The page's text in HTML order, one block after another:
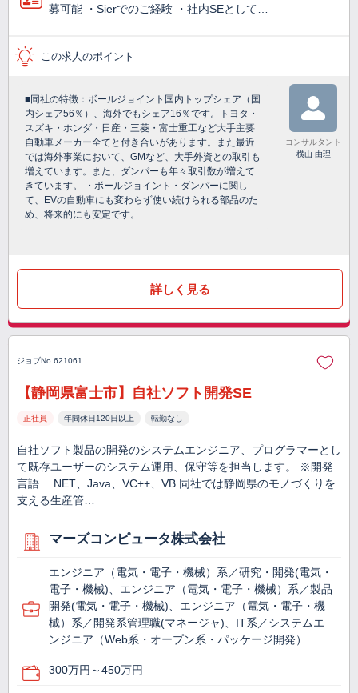
募可能 ・Sierでのご経験 ・社内SEとして…
この求人のポイント
■同社の特徴：ボールジョイント国内トップシェア（国
内シェア56％）、海外でもシェア16％です。トヨタ・
スズキ・ホンダ・日産・三菱・富士重工など大手主要
自動車メーカー全てと付き合いがあります。また最近
では海外事業において、GMなど、大手外資との取引も
増えています。また、ダンパーも年々取引数が増えて
きています。 ・ボールジョイント・ダンパーに関し
て、EVの自動車にも変わらず使い続けられる部品のた
め、将来的にも安定です。
コンサルタント
横山 由理
詳しく見る
ジョブNo.621061
【静岡県富士市】自社ソフト開発SE
正社員 年間休日120日以上 転勤なし
自社ソフト製品の開発のシステムエンジニア、プログラマーとし
て既存ユーザーのシステム運用、保守等を担当します。 ※開発
言語….NET、Java、VC++、VB 同社では静岡県のモノづくりを
支える生産管…
マーズコンピュータ株式会社
エンジニア（電気・電子・機械）系／研究・開発(電気・
電子・機械)、エンジニア（電気・電子・機械）系／製品
開発(電気・電子・機械)、エンジニア（電気・電子・機
械）系／開発系管理職(マネージャ)、IT系／システムエ
ンジニア（Web系・オープン系・パッケージ開発）
300万円～450万円